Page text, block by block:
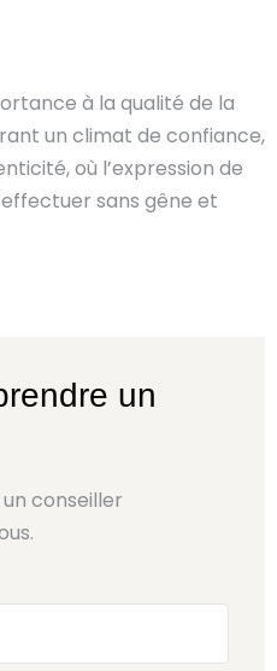
à la qualité de la
un climat de confiance,
où l’expression de
sans gêne et
un
conseiller